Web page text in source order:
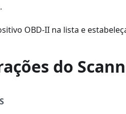
.
OBD-II na lista e
do